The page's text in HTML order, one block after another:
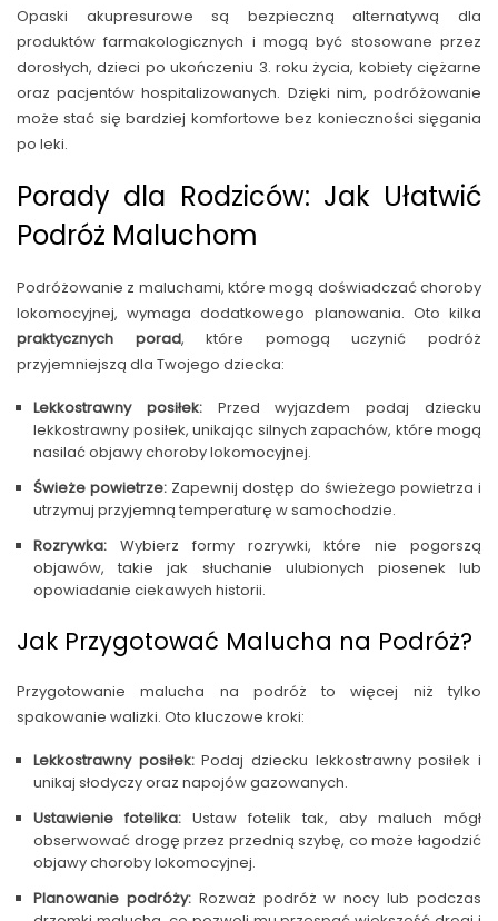
Opaski akupresurowe są bezpieczną alternatywą dla
produktów farmakologicznych i mogą być stosowane przez
dorosłych, dzieci po ukończeniu 3. roku życia, kobiety ciężarne
oraz pacjentów hospitalizowanych. Dzięki nim, podróżowanie
może stać się bardziej komfortowe bez konieczności sięgania
po leki.
Porady dla Rodziców: Jak Ułatwić
Podróż Maluchom
Podróżowanie z maluchami, które mogą doświadczać choroby
lokomocyjnej, wymaga dodatkowego planowania. Oto kilka
praktycznych porad, które pomogą uczynić podróż
przyjemniejszą dla Twojego dziecka:
Lekkostrawny posiłek:Przed wyjazdem podaj dziecku
lekkostrawny posiłek, unikając silnych zapachów, które mogą
nasilać objawy choroby lokomocyjnej.
Świeże powietrze: Zapewnij dostęp do świeżego powietrza i
utrzymuj przyjemną temperaturę w samochodzie.
Rozrywka: Wybierz formy rozrywki, które nie pogorszą
objawów, takie jak słuchanie ulubionych piosenek lub
opowiadanie ciekawych historii.
Jak Przygotować Malucha na Podróż?
Przygotowanie malucha na podróż to więcej niż tylko
spakowanie walizki. Oto kluczowe kroki:
Lekkostrawny posiłek:Podaj dziecku lekkostrawny posiłek i
unikaj słodyczy oraz napojów gazowanych.
Ustawienie fotelika: Ustaw fotelik tak, aby maluch mógł
obserwować drogę przez przednią szybę, co może łagodzić
objawy choroby lokomocyjnej.
Planowanie podróży:Rozważ podróż w nocy lub podczas